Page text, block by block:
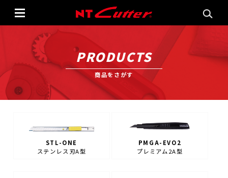
PRODUCTS
商品をさがす
STL-ONE
ステンレス刃A型
PMGA-EVO2
プレミアム2A型